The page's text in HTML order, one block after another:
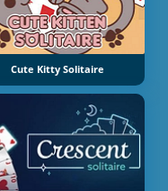
Cute Kitty Solitaire